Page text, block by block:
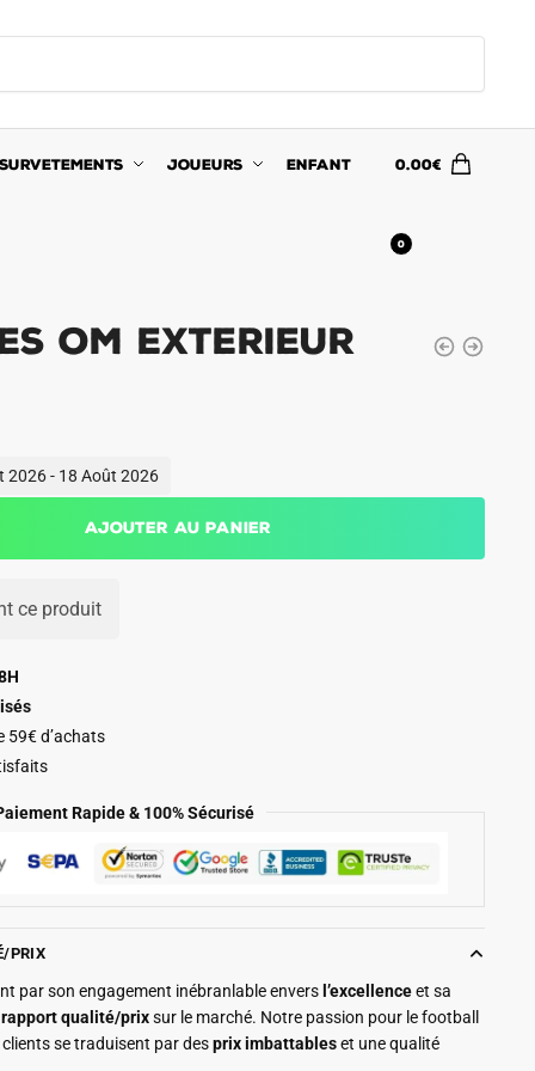
JOUEURS ENFANT 0.00€
0
OM Exterieur
2026 - 18 Août 2026
Ajouter au panier
ce produit
59€ d’achats
Rapide & 100% Sécurisé
PRIX
par son engagement inébranlable envers l’excellenceet sa
rapport qualité/prixsur le marché. Notre passion pour le football
se traduisent par desprix imbattableset une qualité